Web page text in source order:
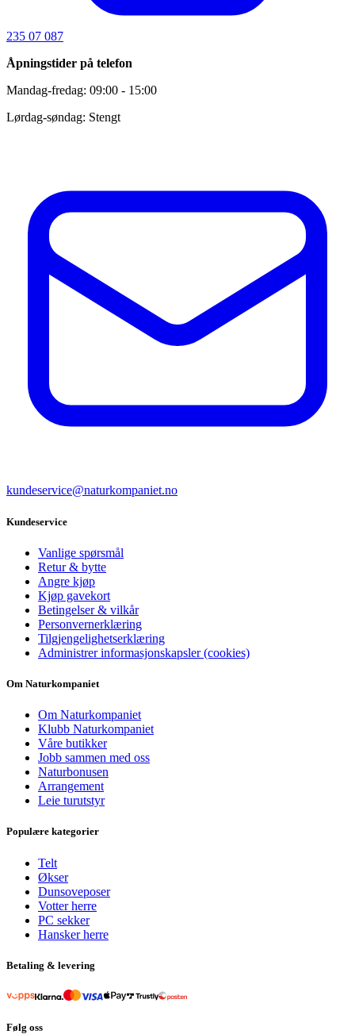
235 07 087
Åpningstider på telefon
Mandag-fredag: 09:00 - 15:00
Lørdag-søndag: Stengt
kundeservice@naturkompaniet.no
Kundeservice
Vanlige spørsmål
Retur & bytte
Angre kjøp
Kjøp gavekort
Betingelser & vilkår
Personvernerklæring
Tilgjengelighetserklæring
Administrer informasjonskapsler (cookies)
Om Naturkompaniet
Om Naturkompaniet
Klubb Naturkompaniet
Våre butikker
Jobb sammen med oss
Naturbonusen
Arrangement
Leie turutstyr
Populære kategorier
Telt
Økser
Dunsoveposer
Votter herre
PC sekker
Hansker herre
Betaling & levering
Følg oss